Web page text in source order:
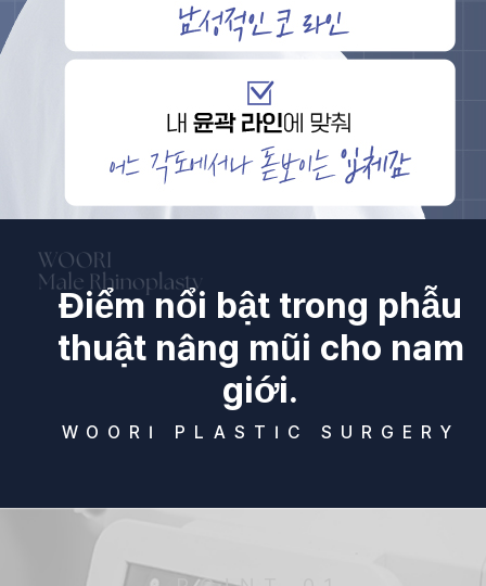
Điểm nổi bật trong phẫu
thuật nâng mũi cho nam
giới.
WOORI PLASTIC SURGERY